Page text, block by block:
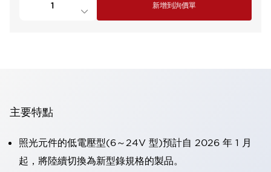
新增到詢價單
主要特點
照光元件的低電壓型(6～24V 型)預計自 2026 年 1 月
起，將陸續切換為新型錄規格的製品。